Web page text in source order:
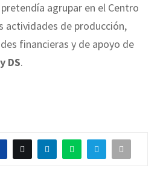
agrupar en el Centro
actividades de producción,
financieras y de apoyo de
DS.